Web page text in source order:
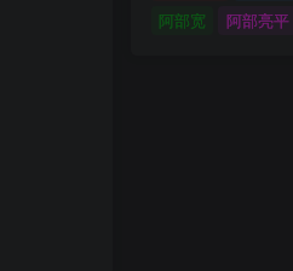
阿部宽
阿部亮平